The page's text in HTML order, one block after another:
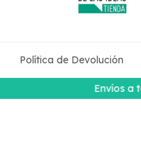
Envíos a todo el
Política de Devolución